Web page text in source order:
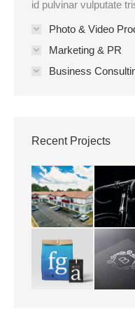
id pulvinar vulputate
Photo & Video
Marketing & PR
Business
Recent Projects